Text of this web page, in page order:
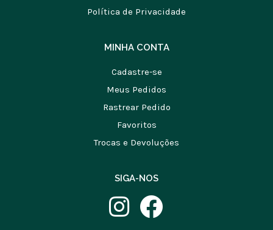
Política de Privacidade
MINHA CONTA
Cadastre-se
Meus Pedidos
Rastrear Pedido
Favoritos
Trocas e Devoluções
SIGA-NOS